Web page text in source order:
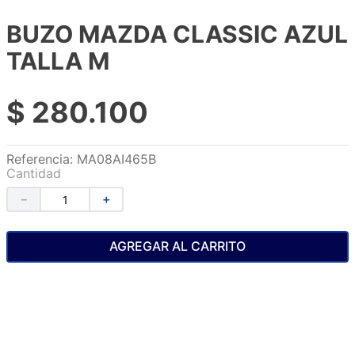
BUZO MAZDA CLASSIC AZUL
TALLA M
$ 280.100
Referencia: MA08AI465B
Cantidad
＋
－
AGREGAR AL CARRITO